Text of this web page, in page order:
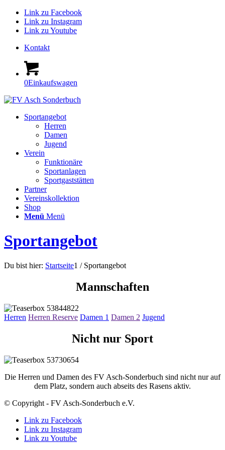
Link zu Facebook
Link zu Instagram
Link zu Youtube
Kontakt
0Einkaufswagen
Sportangebot
Herren
Damen
Jugend
Verein
Funktionäre
Sportanlagen
Sportgaststätten
Partner
Vereinskollektion
Shop
Menü Menü
Sportangebot
Du bist hier: Startseite1 / Sportangebot
Mannschaften
Herren Herren Reserve Damen 1 Damen 2 Jugend
Nicht nur Sport
Die Herren und Damen des FV Asch-Sonderbuch sind nicht nur auf
dem Platz, sondern auch abseits des Rasens aktiv.
© Copyright - FV Asch-Sonderbuch e.V.
Link zu Facebook
Link zu Instagram
Link zu Youtube